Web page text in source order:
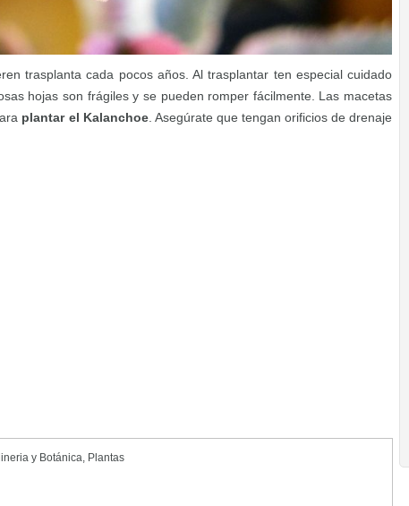
trasplanta cada pocos años. Al trasplantar ten especial cuidado
hojas son frágiles y se pueden romper fácilmente. Las macetas
plantar el Kalanchoe. Asegúrate que tengan orificios de drenaje
y Botánica Plantas